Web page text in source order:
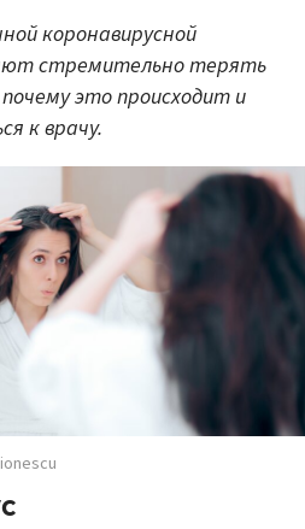
коронавирусной
стремительно терять
это происходит и
к врачу.